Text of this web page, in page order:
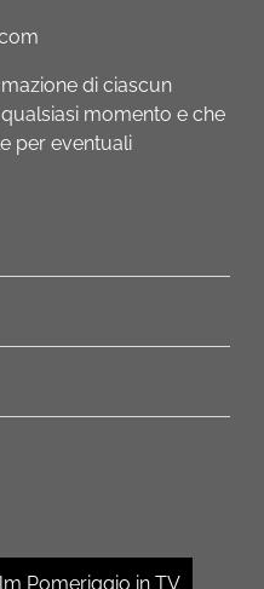
di ciascun
momento e che
per eventuali
Pomeriggio in TV